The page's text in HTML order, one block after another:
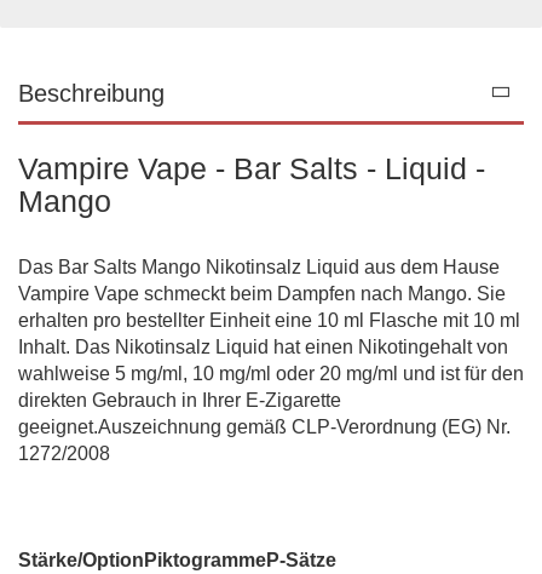
Beschreibung
Vampire Vape - Bar Salts - Liquid -
Mango
Das Bar Salts Mango Nikotinsalz Liquid aus dem Hause
Vampire Vape schmeckt beim Dampfen nach Mango. Sie
erhalten pro bestellter Einheit eine 10 ml Flasche mit 10 ml
Inhalt. Das Nikotinsalz Liquid hat einen Nikotingehalt von
wahlweise 5 mg/ml, 10 mg/ml oder 20 mg/ml und ist für den
direkten Gebrauch in Ihrer E-Zigarette
geeignet.Auszeichnung gemäß CLP-Verordnung (EG) Nr.
1272/2008
Stärke/Option PiktogrammeP-Sätze